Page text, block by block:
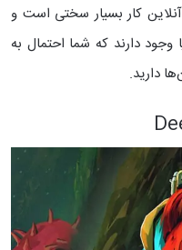
کار بسیار سختی است و
دارند که شما احتمال به
دارید.